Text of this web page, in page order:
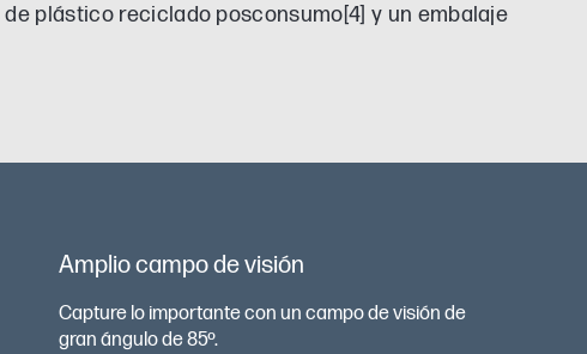
plástico reciclado posconsumo[4] y un embalaje
Amplio campo de visión
Capture lo importante con un campo de visión de
gran ángulo de 85º.